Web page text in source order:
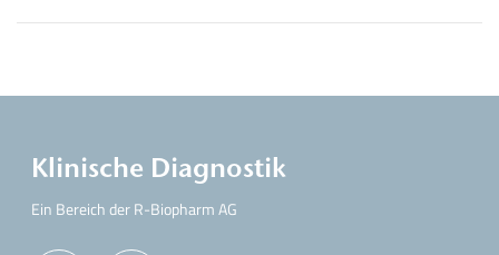
Klinische Diagnostik
Ein Bereich der R-Biopharm AG